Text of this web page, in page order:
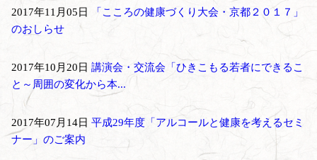
2017年11月05日
「こころの健康づくり大会・京都２０１７」
のおしらせ
2017年10月20日 講演会・交流会「ひきこもる若者にできるこ
と～周囲の変化から本...
2017年07月14日 平成29年度「アルコールと健康を考えるセミ
ナー」のご案内